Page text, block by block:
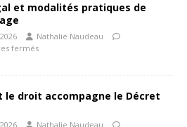
et modalités pratiques de
Nathalie Naudeau
fermés
le droit accompagne le Décret
Nathalie Naudeau